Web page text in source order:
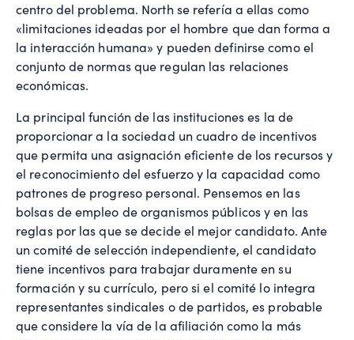
centro del problema. North se refería a ellas como
«limitaciones ideadas por el hombre que dan forma a
la interacción humana» y pueden definirse como el
conjunto de normas que regulan las relaciones
económicas.
La principal función de las instituciones es la de
proporcionar a la sociedad un cuadro de incentivos
que permita una asignación eficiente de los recursos y
el reconocimiento del esfuerzo y la capacidad como
patrones de progreso personal. Pensemos en las
bolsas de empleo de organismos públicos y en las
reglas por las que se decide el mejor candidato. Ante
un comité de selección independiente, el candidato
tiene incentivos para trabajar duramente en su
formación y su currículo, pero si el comité lo integra
representantes sindicales o de partidos, es probable
que considere la vía de la afiliación como la más